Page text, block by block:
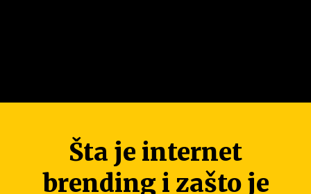
Šta je internet
brending i zašto je